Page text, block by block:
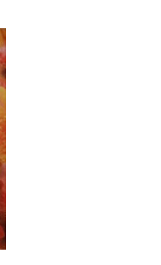
Запеканка из картошки